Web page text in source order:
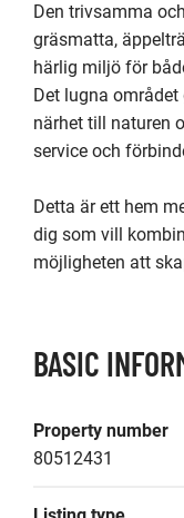
Den trivsamma
gräsmatta,
härlig miljö för
Det lugna
närhet till naturen
service och
Detta är ett hem
dig som vill
möjligheten att
BASIC
Property number
80512431